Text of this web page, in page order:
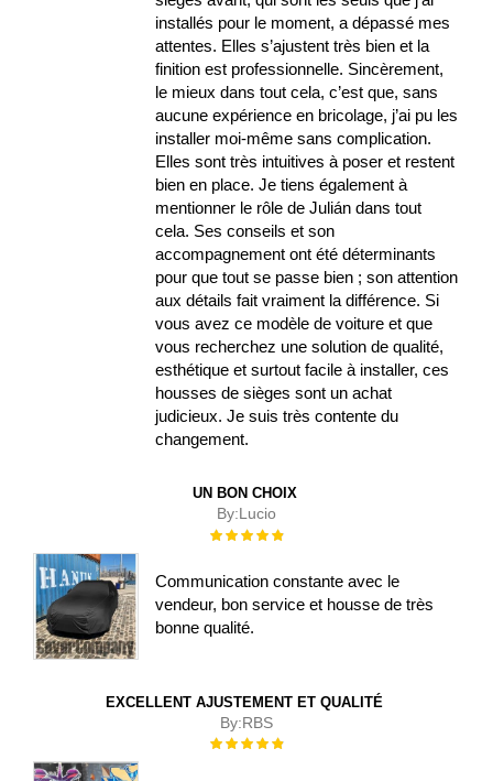
installés pour le moment, a dépassé mes
attentes. Elles s’ajustent très bien et la
finition est professionnelle. Sincèrement,
le mieux dans tout cela, c’est que, sans
aucune expérience en bricolage, j’ai pu les
installer moi-même sans complication.
Elles sont très intuitives à poser et restent
bien en place. Je tiens également à
mentionner le rôle de Julián dans tout
cela. Ses conseils et son
accompagnement ont été déterminants
pour que tout se passe bien ; son attention
aux détails fait vraiment la différence. Si
vous avez ce modèle de voiture et que
vous recherchez une solution de qualité,
esthétique et surtout facile à installer, ces
housses de sièges sont un achat
judicieux. Je suis très contente du
changement.
UN BON CHOIX
By:Lucio
Évaluation :
Communication constante avec le
vendeur, bon service et housse de très
bonne qualité.
EXCELLENT AJUSTEMENT ET QUALITÉ
By:RBS
Évaluation :